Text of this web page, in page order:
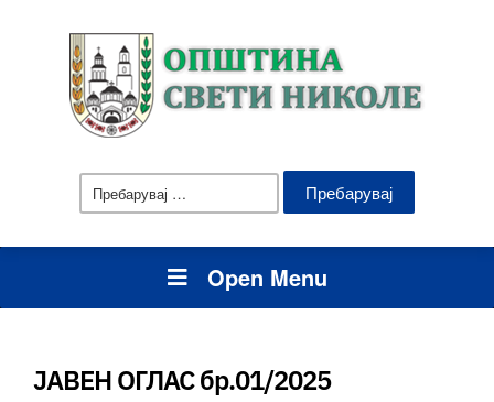
Пребарувај
за:
Open Menu
JАВЕН ОГЛАС бр.01/2025